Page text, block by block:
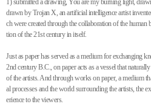
1) submitted a drawing, You are my burning light,
drawn by Trojan X, an artificial intelligence artist
ch were created through the collaboration of the human
tion of the 21st century in itself.
Just as paper has served as a medium for exchanging
2nd century B.C., on paper acts as a vessel that
of the artists. And through works on paper, a medium
al processes and the world surrounding the artists, the
erience to the viewers.